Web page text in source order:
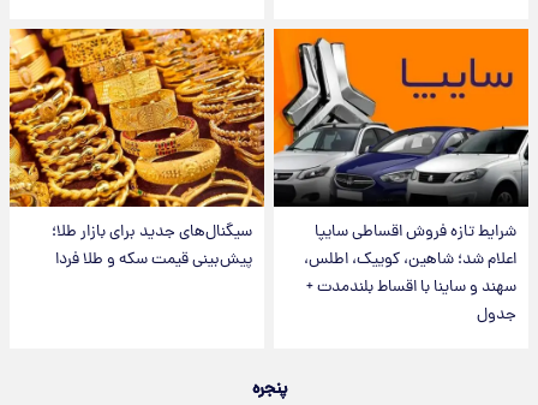
شرایط تازه فروش اقساطی سایپا
اعلام شد؛ شاهین، کوییک، اطلس،
سهند و ساینا با اقساط بلندمدت +
جدول
سیگنال‌های جدید برای بازار طلا؛
پیش‌بینی قیمت سکه و طلا فردا
پنجره